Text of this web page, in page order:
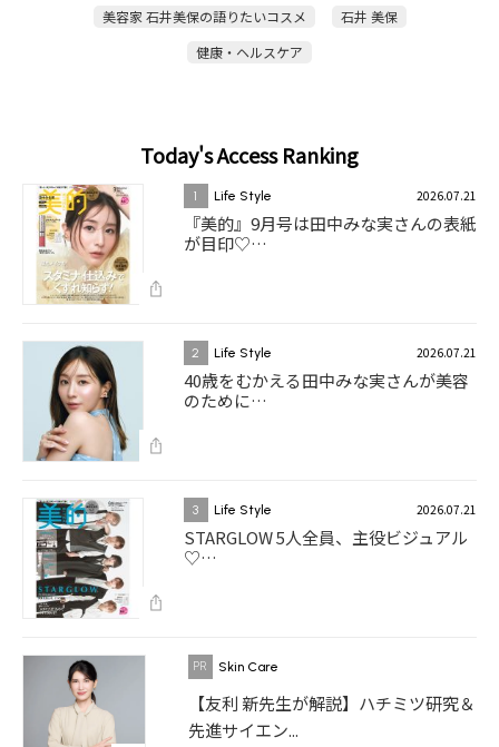
美容家 石井美保の語りたいコスメ
石井 美保
健康・ヘルスケア
Today's Access Ranking
1 Life Style 2026.07.21
『美的』9月号は田中みな実さんの表紙
が目印♡…
2 Life Style 2026.07.21
40歳をむかえる田中みな実さんが美容
のために…
3 Life Style 2026.07.21
STARGLOW 5人全員、主役ビジュアル
♡…
Skin Care
【友利 新先生が解説】ハチミツ研究＆
先進サイエン...